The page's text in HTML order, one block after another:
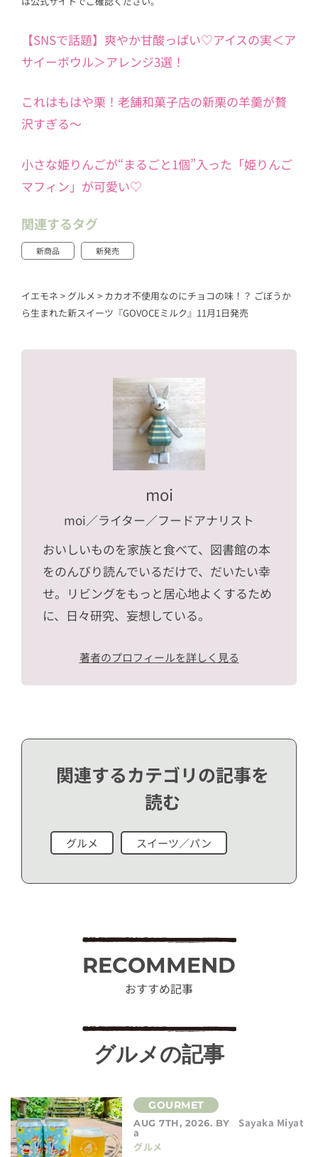
【SNSで話題】爽やか甘酸っぱい♡アイスの実＜ア
サイーボウル＞アレンジ3選！
これはもはや栗！老舗和菓子店の新栗の羊羹が贅
沢すぎる～
小さな姫りんごが“まるごと1個”入った「姫りんご
マフィン」が可愛い♡
関連するタグ
新商品 新発売
イエモネ > グルメ > カカオ不使用なのにチョコの味！？ ごぼうか
ら生まれた新スイーツ『GOVOCEミルク』11月1日発売
moi
moi／ライター／フードアナリスト
おいしいものを家族と食べて、図書館の本
をのんびり読んでいるだけで、だいたい幸
せ。リビングをもっと居心地よくするため
に、日々研究、妄想している。
著者のプロフィールを詳しく見る
関連するカテゴリの記事を
読む
グルメ スイーツ／パン
RECOMMEND
おすすめ記事
グルメの記事
AUG 7TH, 2026. BY Sayaka Miyat
a
グルメ